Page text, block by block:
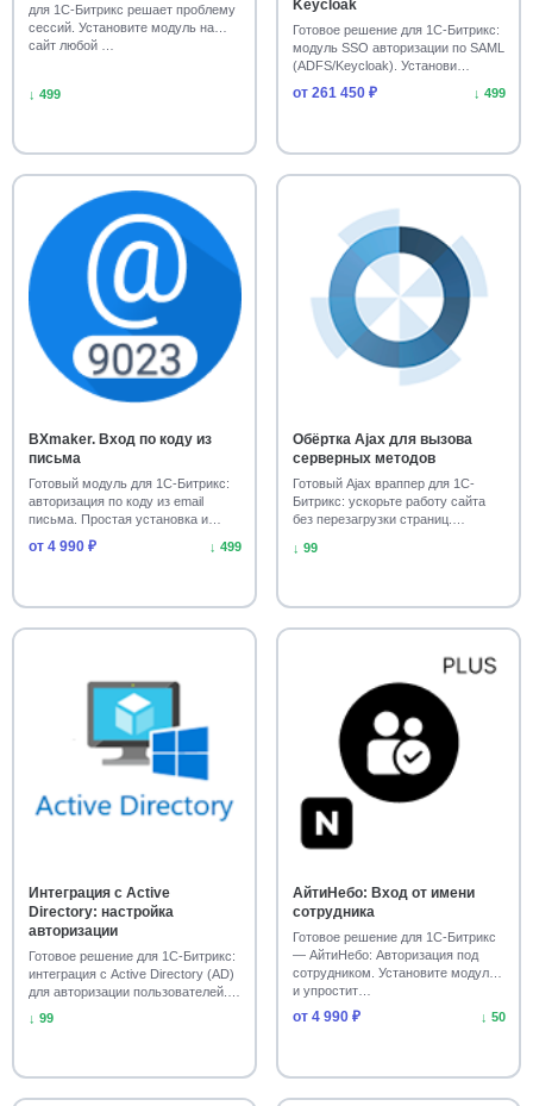
для 1С-Битрикс решает проблему
сессий. Установите модуль на
сайт любой …
↓ 499
Keycloak
Готовое решение для 1С-Битрикс:
модуль SSO авторизации по SAML
(ADFS/Keycloak). Установи
безопасный …
от 261 450 ₽ ↓ 499
BXmaker. Вход по коду из
письма
Готовый модуль для 1С-Битрикс:
авторизация по коду из email
письма. Простая установка и
настройка. П…
от 4 990 ₽ ↓ 499
Обёртка Ajax для вызова
серверных методов
Готовый Ajax враппер для 1С-
Битрикс: ускорьте работу сайта
без перезагрузки страниц.
↓ 99
Интеграция с Active
Directory: настройка
авторизации
Готовое решение для 1С-Битрикс:
интеграция с Active Directory (AD)
для авторизации пользователей.
↓ 99
АйтиНебо: Вход от имени
сотрудника
Готовое решение для 1С-Битрикс
— АйтиНебо: Авторизация под
сотрудником. Установите модуль
и упростит…
от 4 990 ₽ ↓ 50